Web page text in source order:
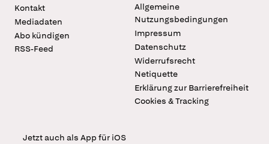
Kontakt
Mediadaten
Abo kündigen
RSS-Feed
Allgemeine
Nutzungsbedingungen
Impressum
Datenschutz
Widerrufsrecht
Netiquette
Erklärung zur Barrierefreiheit
Cookies & Tracking
Jetzt auch als App für iOS